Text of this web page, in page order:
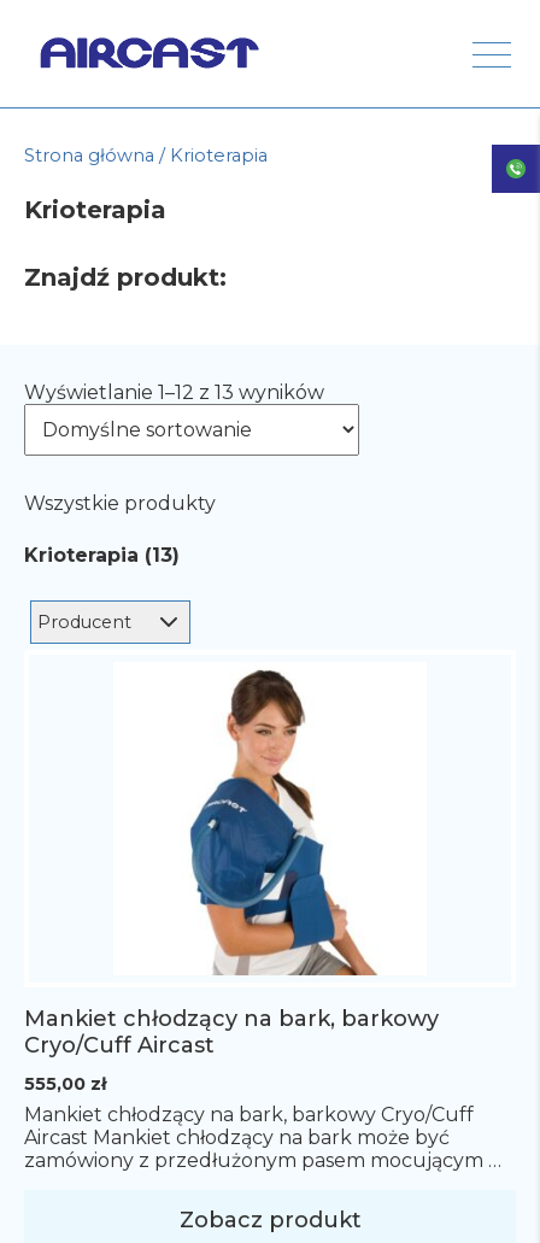
Strona główna / Krioterapia
Krioterapia
Znajdź produkt:
Wyświetlanie 1–12 z 13 wyników
Wszystkie produkty
Krioterapia (13)
Producent
Mankiet chłodzący na bark, barkowy
Cryo/Cuff Aircast
555,00 zł
Mankiet chłodzący na bark, barkowy Cryo/Cuff
Aircast Mankiet chłodzący na bark może być
zamówiony z przedłużonym pasem mocującym w
piersiowej. Idealne rozwiązanie by zapewnić
optymalny ucisk orazZobacz produkt